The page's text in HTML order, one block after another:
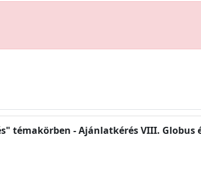
témakörben - Ajánlatkérés VIII. Globus